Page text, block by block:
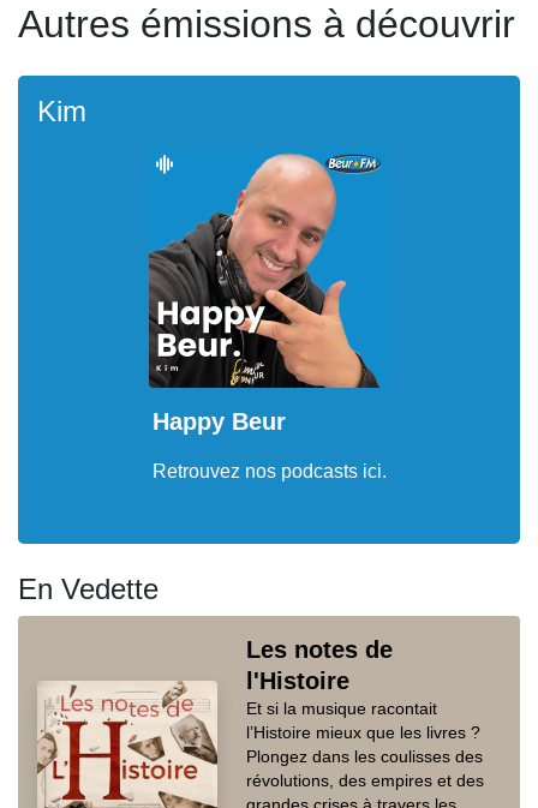
Autres émissions à découvrir
Kim
Happy Beur
Retrouvez nos podcasts ici.
En Vedette
Les notes de
l'Histoire
Et si la musique racontait
l’Histoire mieux que les livres ?
Plongez dans les coulisses des
révolutions, des empires et des